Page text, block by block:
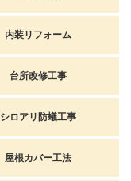
内装リフォーム
台所改修工事
シロアリ防蟻工事
屋根カバー工法